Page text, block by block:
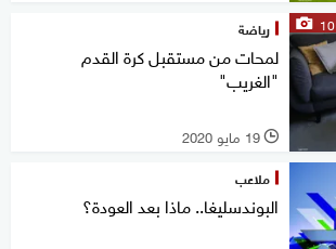
10 رياضة
لمحات من مستقبل كرة القدم
"الغريب"
l 19 مايو 2020
ملاعب
البوندسليغا.. ماذا بعد العودة؟